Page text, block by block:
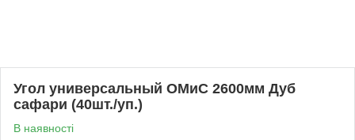
Угол универсальный ОМиС 2600мм Дуб
сафари (40шт./уп.)
В наявності